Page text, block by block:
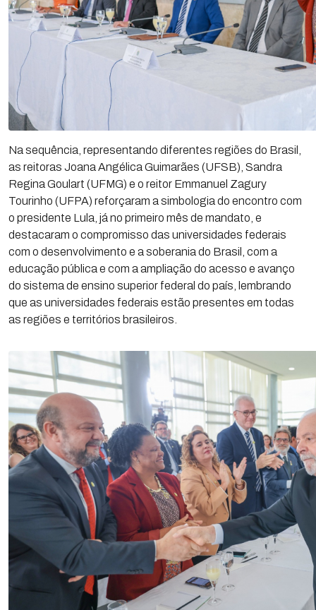
Na sequência, representando diferentes regiões do Brasil,
as reitoras Joana Angélica Guimarães (UFSB), Sandra
Regina Goulart (UFMG) e o reitor Emmanuel Zagury
Tourinho (UFPA) reforçaram a simbologia do encontro com
o presidente Lula, já no primeiro mês de mandato, e
destacaram o compromisso das universidades federais
com o desenvolvimento e a soberania do Brasil, com a
educação pública e com a ampliação do acesso e avanço
do sistema de ensino superior federal do país, lembrando
que as universidades federais estão presentes em todas
as regiões e territórios brasileiros.